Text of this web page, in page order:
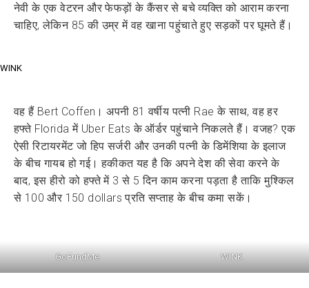
नेवी के एक वेटरन और फेफड़ों के कैंसर से बचे व्यक्ति को आराम करना
चाहिए, लेकिन 85 की उम्र में वह खाना पहुंचाते हुए सड़कों पर घूमते हैं।
WINK
वह हैं Bert Coffen। अपनी 81 वर्षीय पत्नी Rae के साथ, वह हर
हफ्ते Florida में Uber Eats के ऑर्डर पहुंचाने निकलते हैं। वजह? एक
ऐसी रिटायरमेंट जो हिप सर्जरी और उनकी पत्नी के डिमेंशिया के इलाज
के बीच गायब हो गई। हकीकत यह है कि अपने देश की सेवा करने के
बाद, इस हीरो को हफ्ते में 3 से 5 दिन काम करना पड़ता है ताकि मुश्किल
से 100 और 150 dollars प्रति सप्ताह के बीच कमा सकें।
GoFundMe WINK